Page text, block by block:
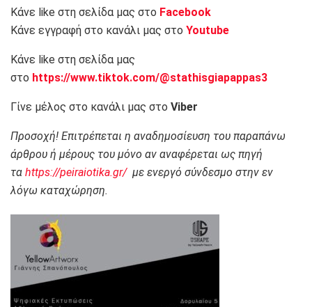
Κάνε like στη σελίδα μας στο Facebook
Κάνε εγγραφή στο κανάλι μας στο Youtube
Κάνε like στη σελίδα μας
στο https://www.tiktok.com/@stathisgiapappas3
Γίνε μέλος στο κανάλι μας στο Viber
Προσοχή! Επιτρέπεται η αναδημοσίευση του παραπάνω
άρθρου ή μέρους του μόνο αν αναφέρεται ως πηγή
τα https://peiraiotika.gr/με ενεργό σύνδεσμο στην εν
λόγω καταχώρηση.